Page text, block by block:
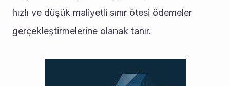
hızlı ve düşük maliyetli sınır ötesi ödemeler
gerçekleştirmelerine olanak tanır.